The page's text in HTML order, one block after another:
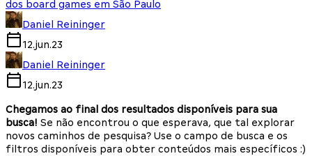
dos board games em São Paulo
Daniel Reininger
12.jun.23
Daniel Reininger
12.jun.23
Chegamos ao final dos resultados disponíveis para sua
busca! Se não encontrou o que esperava, que tal explorar
novos caminhos de pesquisa? Use o campo de busca e os
filtros disponíveis para obter conteúdos mais específicos :)